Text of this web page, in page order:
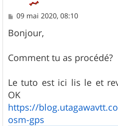
M
s
s
g
e
09 mai 2020, 08:10
Bonjour,
Comment tu as procédé?
Le tuto est ici lis le et
https://
osm-gps